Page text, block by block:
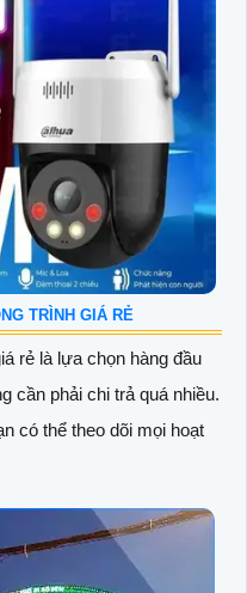
TRÌNH GIÁ RẺ
rẻ là lựa chọn hàng đầu
cần phải chi trả quá nhiều.
có thể theo dõi mọi hoạt